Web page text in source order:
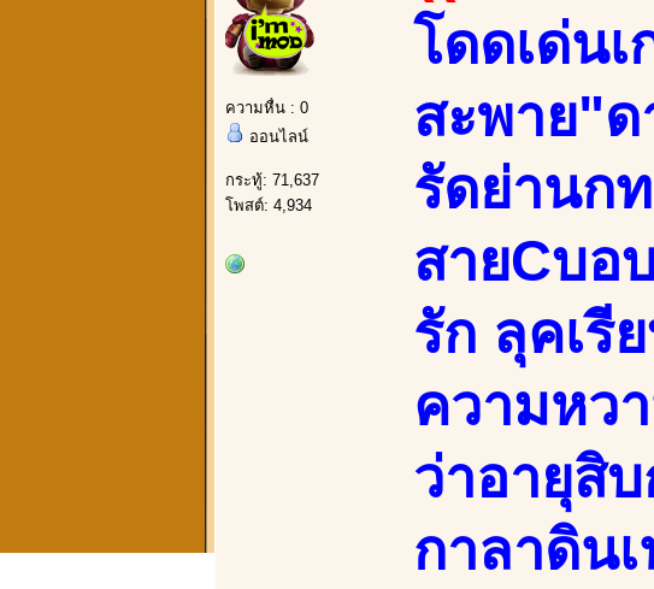
ความหื่น : 0
ออนไลน์
กระทู้: 71,637
โพสต์: 4,934
โดดเด่น
สะพาย"
รัดย่านก
สายCบอ
รัก ลุคเรี
ความหว
ว่าอายุสิ
กาลาดิน